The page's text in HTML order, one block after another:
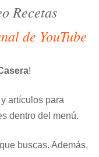
Recetas
de YouTube
!
y artículos para
dentro del menú.
buscas. Además,